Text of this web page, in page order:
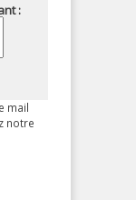
:
mail
notre